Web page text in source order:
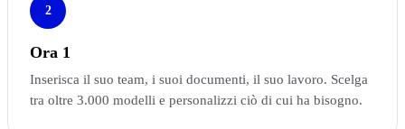
2
Ora 1
Inserisca il suo team, i suoi documenti, il suo lavoro. Scelga
tra oltre 3.000 modelli e personalizzi ciò di cui ha bisogno.